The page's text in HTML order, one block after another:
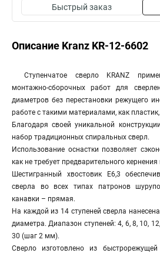
Быстрый заказ
Описание Kranz KR-12-6602
Ступенчатое сверло KRANZ
монтажно-сборочных работ для
диаметров без перестановки режущего
работе с такими материалами, как
Благодаря своей уникальной
набор традиционных спиральных сверл.
Использование оснастки позволяет
как не требует предварительного кернения
Шестигранный хвостовик Е6,3
сверла во всех типах патронов
канавки – прямая.
На каждой из 14 ступеней сверла
диаметра. Диапазон ступеней: 4, 6, 8, 10,
30 (шаг 2 мм).
Сверло изготовлено из быстрорежущей